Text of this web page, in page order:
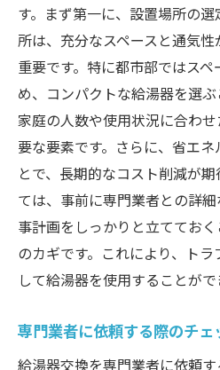
す。まず第一に、設置場所の
所は、充分なスペースと通気
重要です。特に都市部ではス
め、コンパクトな給湯器を選ぶ
家庭の人数や使用状況に合わ
要な要素です。さらに、省エ
とで、長期的なコスト削減が
ては、事前に専門業者との詳
事計画をしっかりと立ててお
のカギです。これにより、ト
して給湯器を使用することがで
専門業者に依頼する際のチェ
給湯器交換を専門業者に依頼